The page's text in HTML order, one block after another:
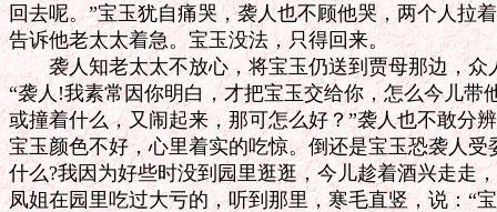
回去呢。”宝玉犹自痛哭，袭人也不顾他哭，两个人拉
告诉他老太太着急。宝玉没法，只得回来。
袭人知老太太不放心，将宝玉仍送到贾母那边，众
“袭人!我素常因你明白，才把宝玉交给你，怎么今儿带
或撞着什么，又闹起来，那可怎么好？”袭人也不敢分
宝玉颜色不好，心里着实的吃惊。倒还是宝玉恐袭人受
什么?我因为好些时没到园里逛逛，今儿趁着酒兴走走
凤姐在园里吃过大亏的，听到那里，寒毛直竖，说：“